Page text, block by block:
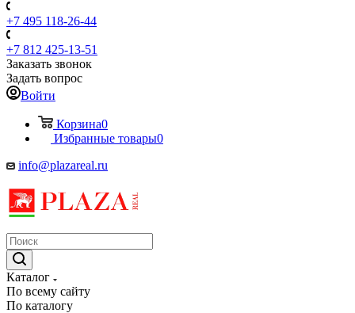
+7 495 118-26-44
+7 812 425-13-51
Заказать звонок
Задать вопрос
Войти
Корзина0
Избранные товары0
info@plazareal.ru
Каталог
По всему сайту
По каталогу